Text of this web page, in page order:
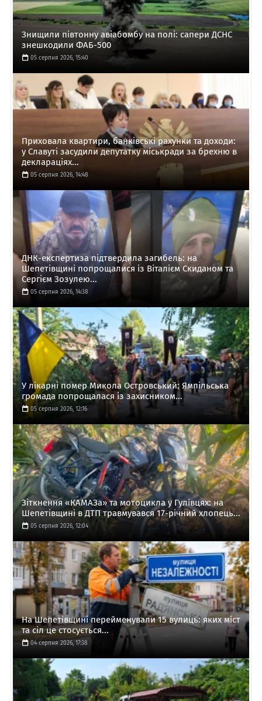
Знищили півтонну авіабомбу на полі: сапери ДСНС
знешкодили ФАБ-500
05 серпня 2026, 15:40
Приховала квартири, банківські рахунки та доходи:
у Славуті засудили депутатку міськради за брехню в
деклараціях...
05 серпня 2026, 14:48
ДНК-експертиза підтвердила загибель: на
Шепетівщині попрощалися із Віталієм Скиданом та
Сергієм Зозулею...
05 серпня 2026, 14:38
У лікарні помер Микола Островський: Ямпільська
громада попрощалася із захисником...
05 серпня 2026, 12:16
Зіткнення «КАМАЗа» та мотоцикла у Гулівцях: на
Шепетівщині в ДТП травмувався 17-річний хлопець...
05 серпня 2026, 12:04
На Шепетівщині перейменували 15 вулиць: яких міст
та сіл це стосується...
04 серпня 2026, 17:38